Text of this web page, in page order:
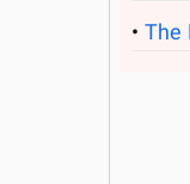
The